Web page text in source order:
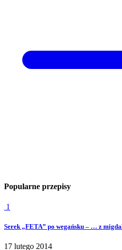
Popularne przepisy
1
Serek „FETA” po wegańsku – … z
17 lutego 2014